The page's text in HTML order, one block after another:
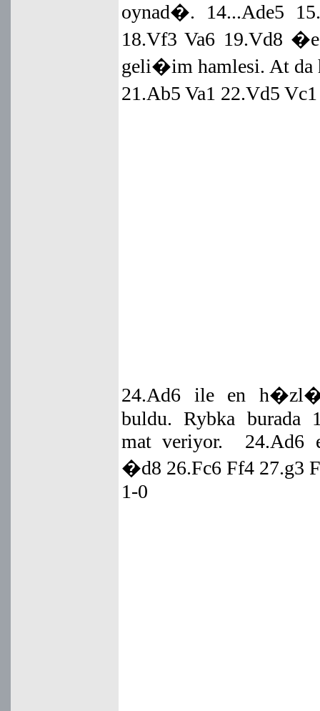
oynad�. 14...Ade5
18.Vf3 Va6 19.Vd8
geli�im hamlesi. At
21.Ab5 Va1 22.Vd5
24.Ad6 ile en
buldu. Rybka burada
mat veriyor. 24.Ad6
�d8 26.Fc6 Ff4 27.g3
1-0